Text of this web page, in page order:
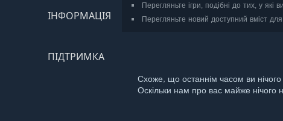
ІНФОРМАЦІЯ
ПІДТРИМКА
Перегляньте ігри, подібні до тих, у які
Перегляньте новий доступний вміст
Схоже, що останнім часом ви
Оскільки нам про вас майже